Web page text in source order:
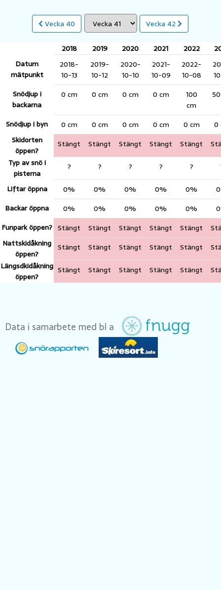
Vecka 40 Vecka 42
2018 2019 2020 2021 2022
Datum
mätpunkt
2018-
10-13
2019-
10-12
2020-
10-10
2021-
10-09
2022-
10-08
Snödjup i
backarna
0 cm 0 cm 0 cm 0 cm
100
cm
Snödjup i byn 0 cm 0 cm 0 cm 0 cm 0 cm
0
Skidorten
öppen?
Stängt Stängt Stängt Stängt Stängt
Typ av snö i
pisterna
? ? ? ? ?
Liftar öppna 0% 0% 0% 0% 0%
Backar öppna
0% 0% 0% 0% 0%
Funpark öppen? Stängt Stängt Stängt Stängt Stängt
Nattskidåkning
öppen?
Stängt Stängt Stängt Stängt Stängt
Längsdkidåkning
öppen?
Stängt Stängt Stängt Stängt Stängt
Data i samarbete med bl a